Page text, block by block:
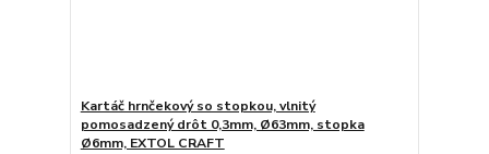
Kartáč hrnčekový so stopkou, vlnitý
pomosadzený drôt 0,3mm, Ø63mm, stopka
Ø6mm, EXTOL CRAFT